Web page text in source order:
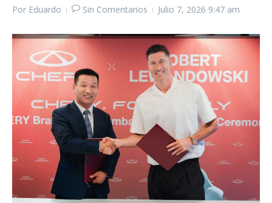
Por Eduardo Sin Comentarios Julio 7, 2026 9:47 am